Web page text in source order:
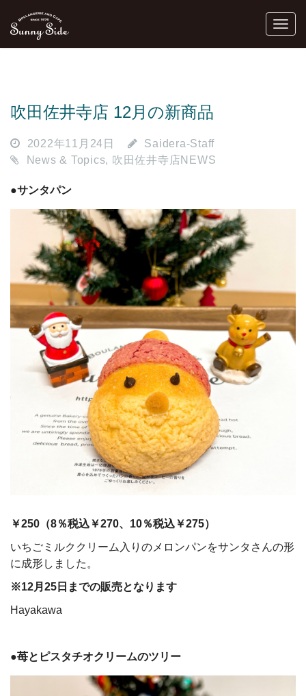
吹田佐井寺店 12月の新商品
2022年11月24日
Saidera-Staff
News & Topics, 吹田佐井寺店NEWS
●サンタパン
￥250（8％税込￥270、 10％税込￥275）
いちごミルククリーム入りのメロンパンをサンタさんの形
に成形しました。
※12月25日までの販売となります
Hayakawa
●苺とピスタチオクリームのツリー